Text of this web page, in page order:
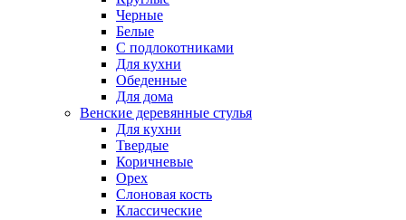
Черные
Белые
С подлокотниками
Для кухни
Обеденные
Для дома
Венские деревянные стулья
Для кухни
Твердые
Коричневые
Орех
Слоновая кость
Классические